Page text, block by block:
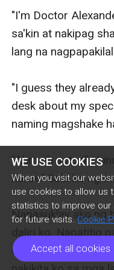
WE USE COOKIES
When you visit our
use cookies to allow us
statistics to improve
for future visits. Cookie
Accept all cookies
"I'm Doctor
sa'kin at nakipag
lang na
"I guess they
desk about my
naming magshake
"Ahm eh actually
nurse." Sabi ko ng
Napasuklay ako ng
daliri ko. Napatitig
uli ang mga mata